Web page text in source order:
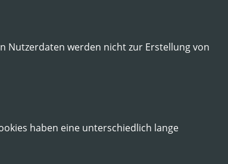
Nutzerdaten werden nicht zur Erstellung von
haben eine unterschiedlich lange